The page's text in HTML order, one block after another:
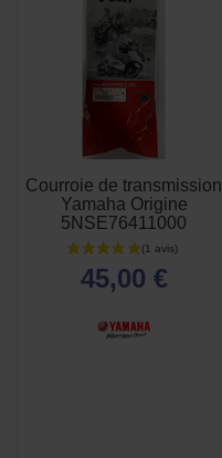
Courroie de transmission
Yamaha Origine
5NSE76411000
45,00 €
 APERÇU
RAPIDE